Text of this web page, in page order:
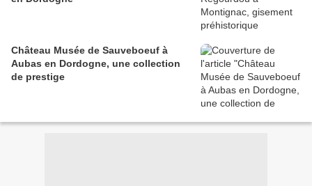
Château Musée de Sauveboeuf à
Aubas en Dordogne, une collection
de prestige